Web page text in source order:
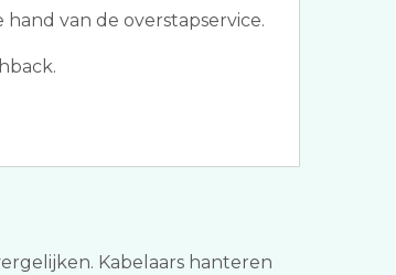
van de overstapservice.
Kabelaars hanteren